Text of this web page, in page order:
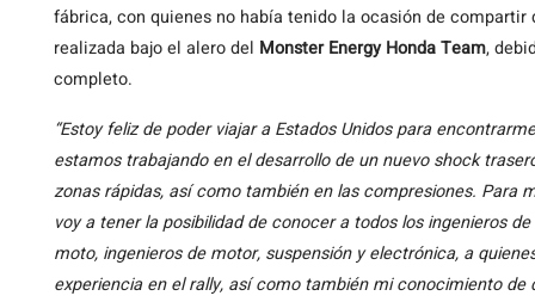
fábrica, con quienes no había tenido la ocasión de
realizada bajo el alero del Monster Energy Honda Team,
completo.
“Estoy feliz de poder viajar a Estados Unidos para
estamos trabajando en el desarrollo de un nuevo shock
zonas rápidas, así como también en las compresiones. Para
voy a tener la posibilidad de conocer a todos los ingenieros
moto, ingenieros de motor, suspensión y electrónica, a
experiencia en el rally, así como también mi conocimiento